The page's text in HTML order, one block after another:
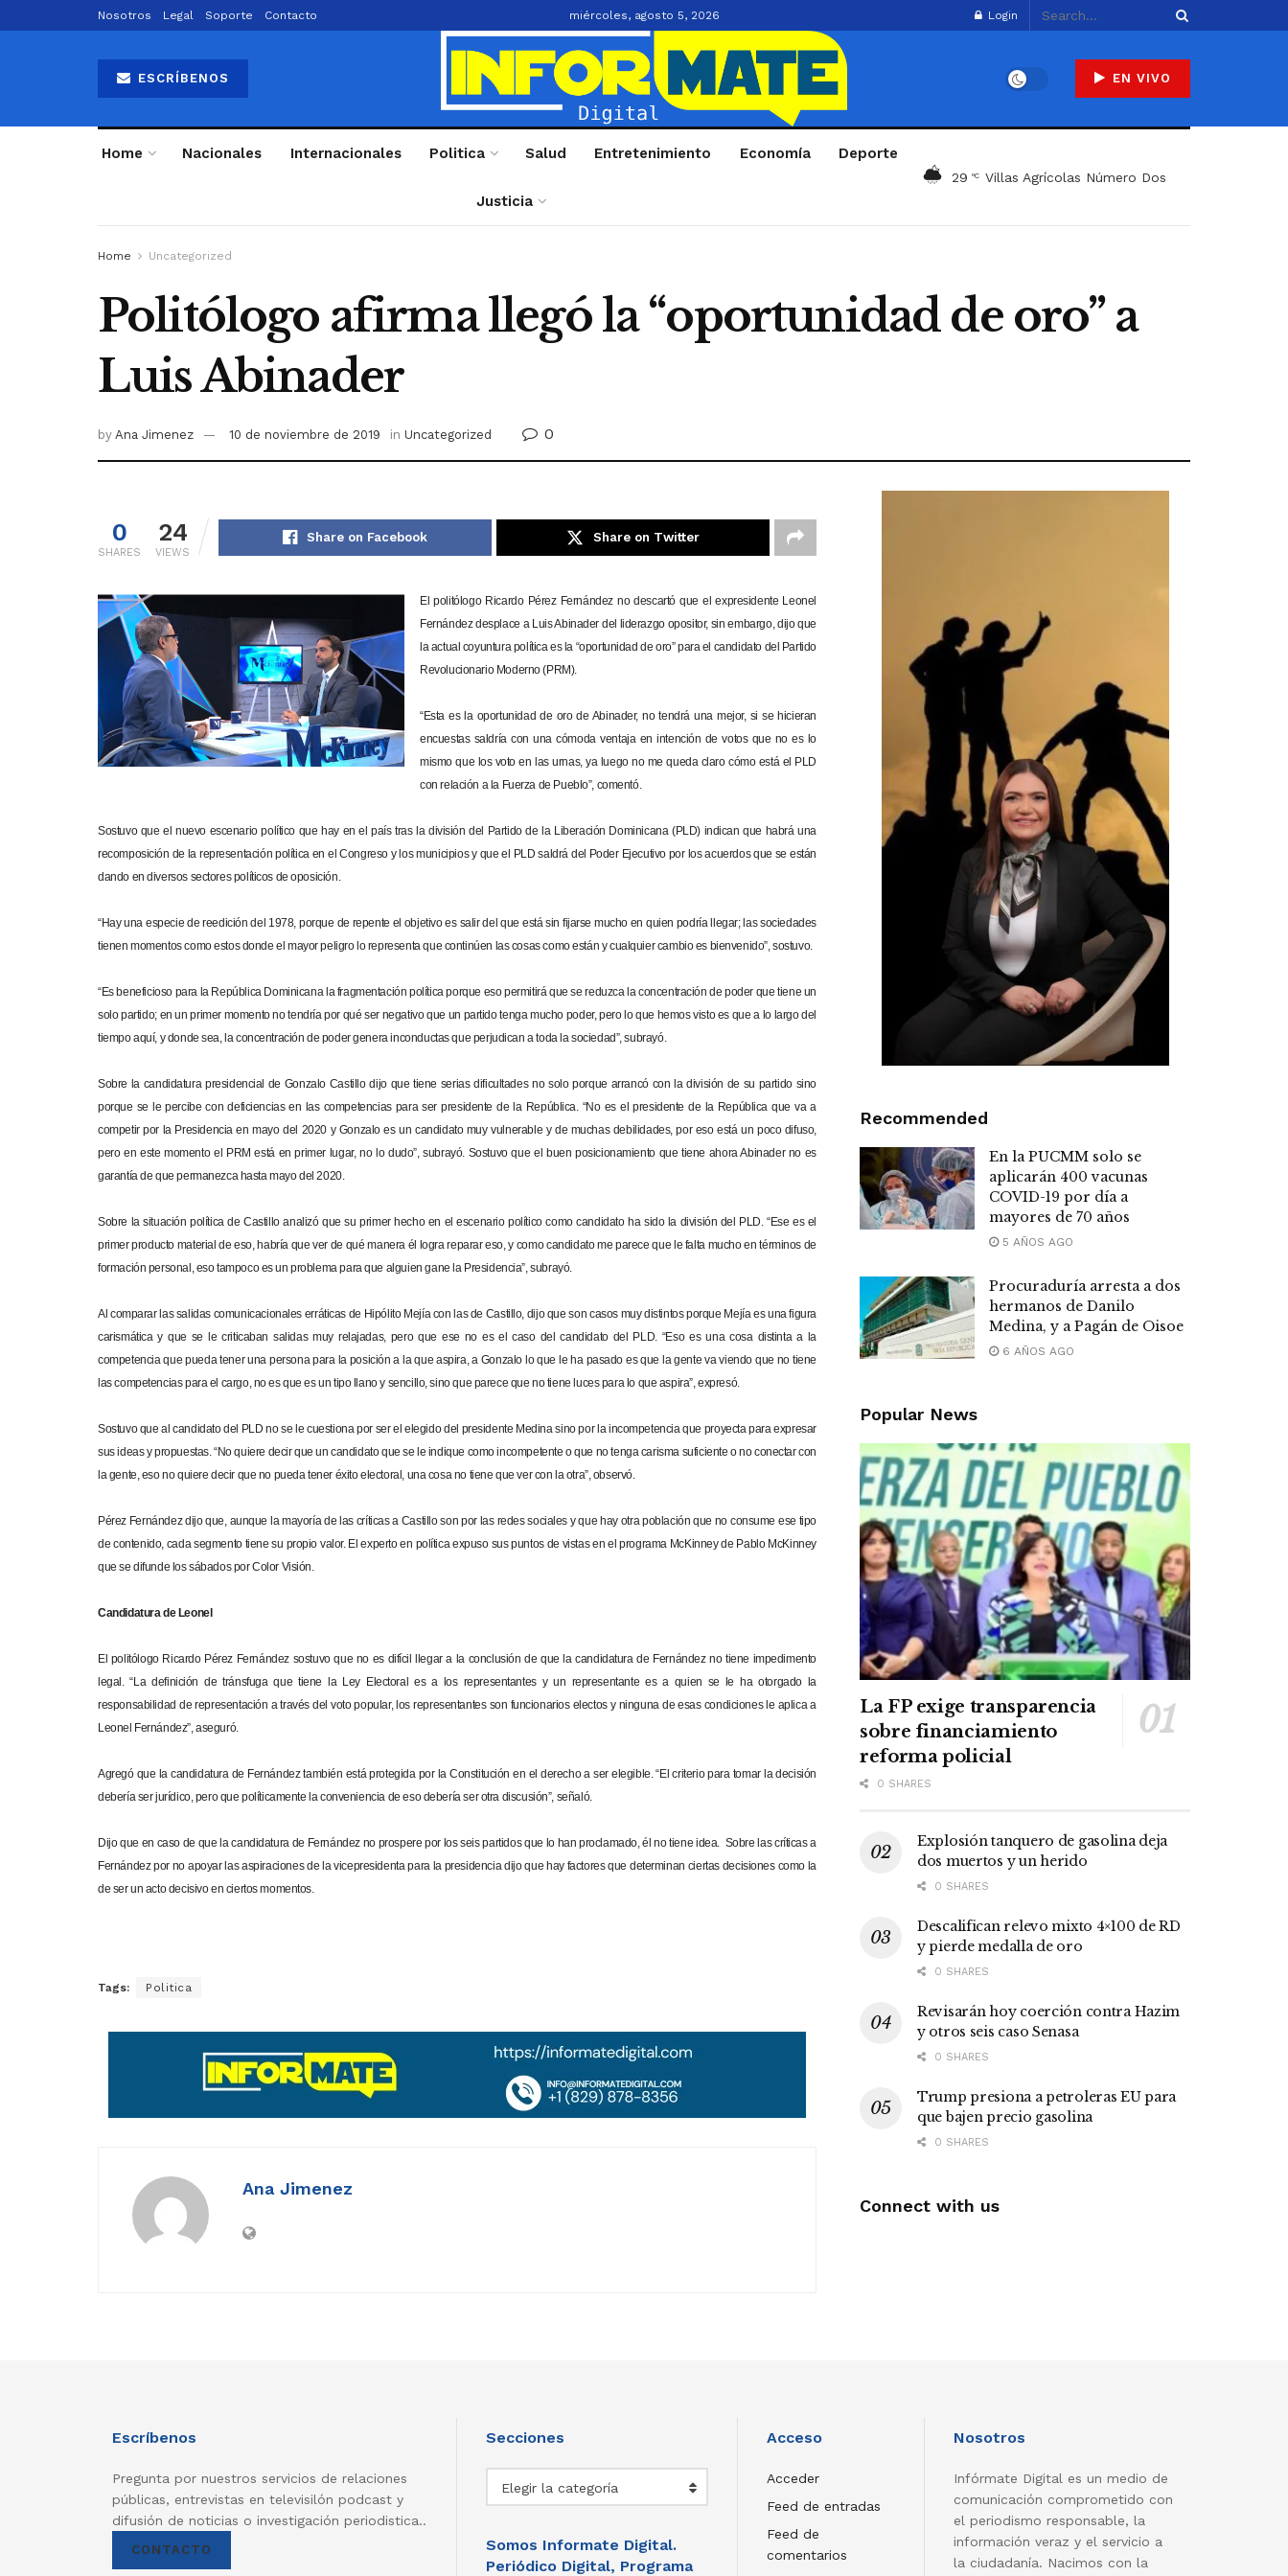
Nosotros Legal Soporte Contacto miércoles, agosto 5, 2026 Login
ESCRÍBENOS EN VIVO
Home Nacionales Internacionales Politica Salud Entretenimiento Economía Deporte
Justicia
29 °C Villas Agrícolas Número Dos
Home Uncategorized
Politólogo afirma llegó la “oportunidad de oro” a
Luis Abinader
by Ana Jimenez 10 de noviembre de 2019 in Uncategorized 0
0
SHARES
24
VIEWS
Share on Facebook Share on Twitter
El politólogo Ricardo Pérez Fernández no descartó que el expresidente Leonel
Fernández desplace a Luis Abinader del liderazgo opositor, sin embargo, dijo que
la actual coyuntura política es la “oportunidad de oro” para el candidato del Partido
Revolucionario Moderno (PRM).
“Esta es la oportunidad de oro de Abinader, no tendrá una mejor, si se hicieran
encuestas saldría con una cómoda ventaja en intención de votos que no es lo
mismo que los voto en las urnas, ya luego no me queda claro cómo está el PLD
con relación a la Fuerza de Pueblo”, comentó.
Sostuvo que el nuevo escenario político que hay en el país tras la división del Partido de la Liberación Dominicana (PLD) indican que habrá una
recomposición de la representación política en el Congreso y los municipios y que el PLD saldrá del Poder Ejecutivo por los acuerdos que se están
dando en diversos sectores políticos de oposición.
“Hay una especie de reedición del 1978, porque de repente el objetivo es salir del que está sin fijarse mucho en quien podría llegar; las sociedades
tienen momentos como estos donde el mayor peligro lo representa que continúen las cosas como están y cualquier cambio es bienvenido”, sostuvo.
“Es beneficioso para la República Dominicana la fragmentación política porque eso permitirá que se reduzca la concentración de poder que tiene un
solo partido; en un primer momento no tendría por qué ser negativo que un partido tenga mucho poder, pero lo que hemos visto es que a lo largo del
tiempo aquí, y donde sea, la concentración de poder genera inconductas que perjudican a toda la sociedad”, subrayó.
Sobre la candidatura presidencial de Gonzalo Castillo dijo que tiene serias dificultades no solo porque arrancó con la división de su partido sino
porque se le percibe con deficiencias en las competencias para ser presidente de la República. “No es el presidente de la República que va a
competir por la Presidencia en mayo del 2020 y Gonzalo es un candidato muy vulnerable y de muchas debilidades, por eso está un poco difuso,
pero en este momento el PRM está en primer lugar, no lo dudo”, subrayó. Sostuvo que el buen posicionamiento que tiene ahora Abinader no es
garantía de que permanezca hasta mayo del 2020.
Sobre la situación política de Castillo analizó que su primer hecho en el escenario político como candidato ha sido la división del PLD. “Ese es el
primer producto material de eso, habría que ver de qué manera él logra reparar eso, y como candidato me parece que le falta mucho en términos de
formación personal, eso tampoco es un problema para que alguien gane la Presidencia”, subrayó.
Al comparar las salidas comunicacionales erráticas de Hipólito Mejía con las de Castillo, dijo que son casos muy distintos porque Mejía es una figura
carismática y que se le criticaban salidas muy relajadas, pero que ese no es el caso del candidato del PLD. “Eso es una cosa distinta a la
competencia que pueda tener una persona para la posición a la que aspira, a Gonzalo lo que le ha pasado es que la gente va viendo que no tiene
las competencias para el cargo, no es que es un tipo llano y sencillo, sino que parece que no tiene luces para lo que aspira”, expresó.
Sostuvo que al candidato del PLD no se le cuestiona por ser el elegido del presidente Medina sino por la incompetencia que proyecta para expresar
sus ideas y propuestas. “No quiere decir que un candidato que se le indique como incompetente o que no tenga carisma suficiente o no conectar con
la gente, eso no quiere decir que no pueda tener éxito electoral, una cosa no tiene que ver con la otra”, observó.
Pérez Fernández dijo que, aunque la mayoría de las críticas a Castillo son por las redes sociales y que hay otra población que no consume ese tipo
de contenido, cada segmento tiene su propio valor. El experto en política expuso sus puntos de vistas en el programa McKinney de Pablo McKinney
que se difunde los sábados por Color Visión.
Candidatura de Leonel
El politólogo Ricardo Pérez Fernández sostuvo que no es difícil llegar a la conclusión de que la candidatura de Fernández no tiene impedimento
legal. “La definición de tránsfuga que tiene la Ley Electoral es a los representantes y un representante es a quien se le ha otorgado la
responsabilidad de representación a través del voto popular, los representantes son funcionarios electos y ninguna de esas condiciones le aplica a
Leonel Fernández”, aseguró.
Agregó que la candidatura de Fernández también está protegida por la Constitución en el derecho a ser elegible. “El criterio para tomar la decisión
debería ser jurídico, pero que políticamente la conveniencia de eso debería ser otra discusión”, señaló.
Dijo que en caso de que la candidatura de Fernández no prospere por los seis partidos que lo han proclamado, él no tiene idea. Sobre las críticas a
Fernández por no apoyar las aspiraciones de la vicepresidenta para la presidencia dijo que hay factores que determinan ciertas decisiones como la
de ser un acto decisivo en ciertos momentos.
Tags: Politica
Ana Jimenez
Recommended
En la PUCMM solo se
aplicarán 400 vacunas
COVID-19 por día a
mayores de 70 años
5 AÑOS AGO
Procuraduría arresta a dos
hermanos de Danilo
Medina, y a Pagán de Oisoe
6 AÑOS AGO
Popular News
La FP exige transparencia
sobre financiamiento
reforma policial
0 SHARES
Explosión tanquero de gasolina deja
dos muertos y un herido
0 SHARES
Descalifican relevo mixto 4×100 de RD
y pierde medalla de oro
0 SHARES
Revisarán hoy coerción contra Hazim
y otros seis caso Senasa
0 SHARES
Trump presiona a petroleras EU para
que bajen precio gasolina
0 SHARES
Connect with us
Escríbenos
Pregunta por nuestros servicios de relaciones
públicas, entrevistas en televisilón podcast y
difusión de noticias o investigación periodistica..
CONTACTO
Secciones
Elegir la categoría
Somos Informate Digital.
Periódico Digital, Programa
Acceso
Acceder
Feed de entradas
Feed de
comentarios
Nosotros
Infórmate Digital es un medio de
comunicación comprometido con
el periodismo responsable, la
información veraz y el servicio a
la ciudadanía. Nacimos con la